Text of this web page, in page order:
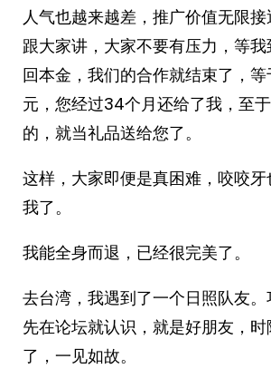
人气也越来越差，推广价值无限
跟大家讲，大家不要有压力，等
回本金，我们的合作就结束了，
元，您经过34个月还给了我，至
的，就当礼品送给您了。
这样，大家即便是真困难，咬咬
我了。
我能全身而退，已经很完美了。
去台湾，我遇到了一个日照队友
先在论坛就认识，就是好朋友，
了，一见如故。